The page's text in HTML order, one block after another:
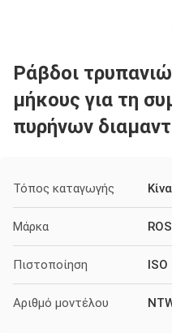
Ράβδοι
μήκους για τη
πυρήνων
Τόπος καταγωγής Κίνα
Μάρκα
Πιστοποίηση ISO
Αριθμό μοντέλου